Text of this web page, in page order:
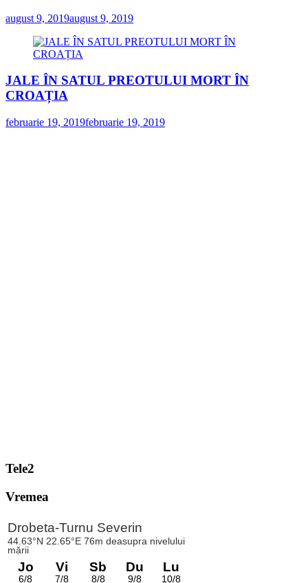
august 9, 2019august 9, 2019
JALE ÎN SATUL PREOTULUI MORT ÎN
CROAȚIA
februarie 19, 2019februarie 19, 2019
Tele2
Vremea